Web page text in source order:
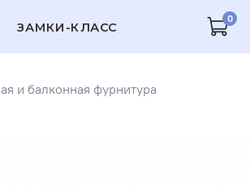
ЗАМКИ-КЛАСС
0
и балконная фурнитура